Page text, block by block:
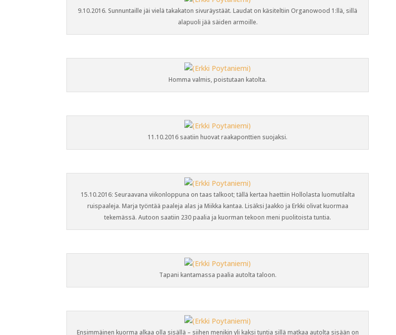
9.10.2016. Sunnuntaille jäi vielä takakaton sivuräystäät. Laudat on käsiteltiin Organowood 1:llä, sillä
alapuoli jää säiden armoille.
Homma valmis, poistutaan katolta.
11.10.2016 saatiin huovat raakaponttien suojaksi.
15.10.2016: Seuraavana viikonloppuna on taas talkoot; tällä kertaa haettiin Hollolasta luomutilalta
ruispaaleja. Marja työntää paaleja alas ja Miikka kantaa. Lisäksi Jaakko ja Erkki olivat kuormaa
tekemässä. Autoon saatiin 230 paalia ja kuorman tekoon meni puolitoista tuntia.
Tapani kantamassa paalia autolta taloon.
Ensimmäinen kuorma alkaa olla sisällä – siihen menikin yli kaksi tuntia sillä matkaa autolta sisään on